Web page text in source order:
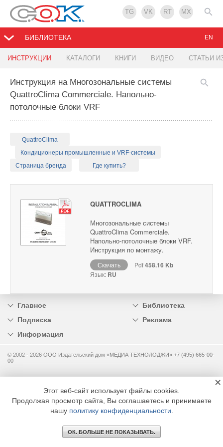
TG VK RT MX
БИБЛИОТЕКА
ИНСТРУКЦИИ КАТАЛОГИ КНИГИ ВИДЕО СТАТЬИ
EN
Инструкция на Многозональные системы
QuattroClima Commerciale. Напольно-
потолочные блоки VRF
QuattroClima
Кондиционеры промышленные и VRF-системы
Страница бренда
Где купить?
QUATTROCLIMA
Многозональные системы
QuattroClima Commerciale.
Напольно-потолочные блоки VRF.
Инструкция по монтажу.
Скачать Pdf458.16 Kb
Язык: RU
Главное
Библиотека
Подписка
Реклама
Информация
© 2002 - 2026 OOO Издательский дом «МЕДИА ТЕХНОЛОДЖИ» +7 (495) 665-00-
00
Этот веб-сайт использует файлы cookies.
Продолжая просмотр сайта, Вы соглашаетесь и принимаете
нашу политику конфиденциальности
ОК. БОЛЬШЕ НЕ ПОКАЗЫВАТЬ.
×